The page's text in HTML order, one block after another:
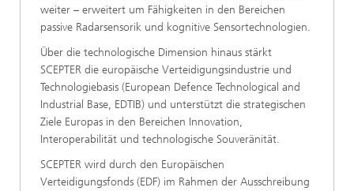
weiter – erweitert um Fähigkeiten in den Bereichen
passive Radarsensorik und kognitive Sensortechnologien.
Über die technologische Dimension hinaus stärkt
SCEPTER die europäische Verteidigungsindustrie und
Technologiebasis (European Defence Technological and
Industrial Base, EDTIB) und unterstützt die strategischen
Ziele Europas in den Bereichen Innovation,
Interoperabilität und technologische Souveränität.
SCEPTER wird durch den Europäischen
Verteidigungsfonds (EDF) im Rahmen der Ausschreibung